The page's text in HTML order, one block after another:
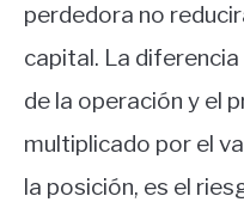
perdedora no
capital. La
de la operación y el
multiplicado por el
la posición, es el